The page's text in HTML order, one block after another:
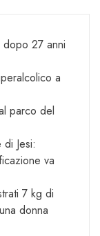
27 anni
a
parco del
Jesi:
va
7 kg di
donna